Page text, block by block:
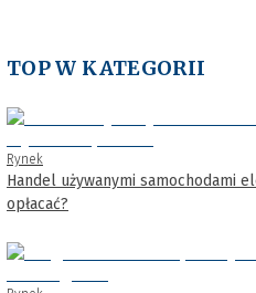
TOP W KATEGORII
Rynek
Handel używanymi samochodami
opłacać?